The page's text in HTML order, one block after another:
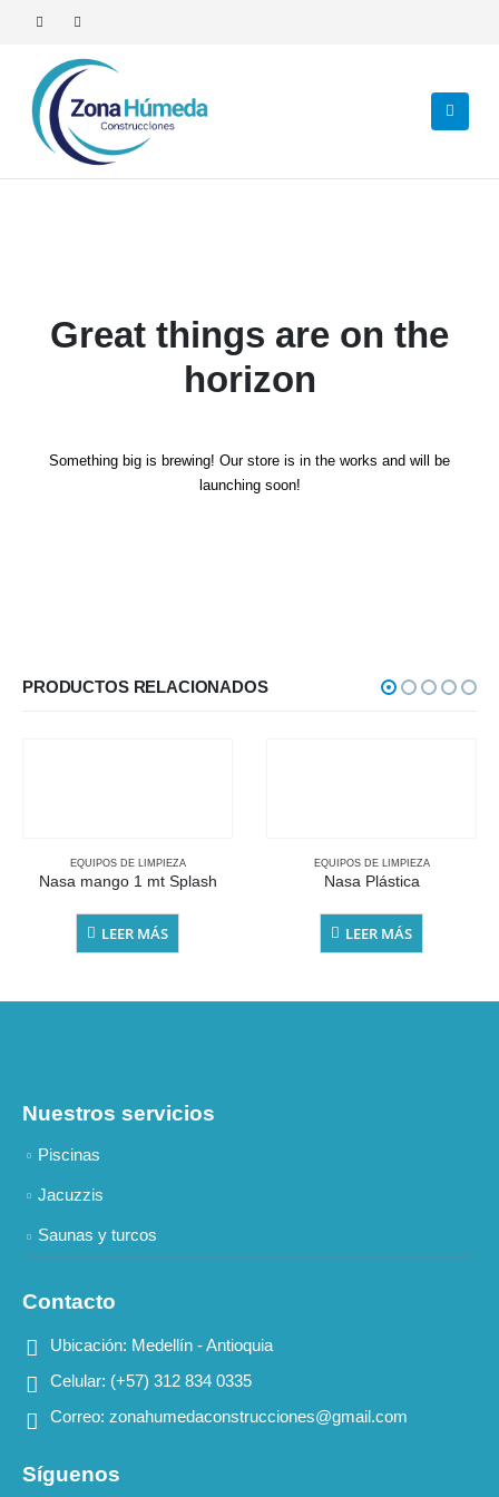
Great things are on the
horizon
Something big is brewing! Our store is in the works and will be
launching soon!
PRODUCTOS RELACIONADOS
EQUIPOS DE LIMPIEZA
Nasa mango 1 mt Splash
LEER MÁS
EQUIPOS DE LIMPIEZA
Nasa Plástica
LEER MÁS
Nuestros servicios
Piscinas
Jacuzzis
Saunas y turcos
Contacto
Ubicación: Medellín - Antioquia
Celular: (+57) 312 834 0335
Correo: zonahumedaconstrucciones@gmail.com
Síguenos